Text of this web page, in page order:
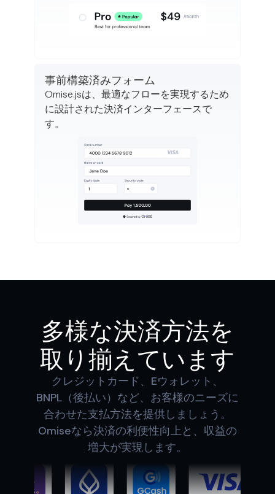
事前構築済みフォーム
Omise.jsは、最適なフローを実現するため
に設計された決済インターフェースで
す。
多様な決済方法を
取り揃えています
クレジットカード、Eウォレット、
BNPL（後払い）など、お客様のニーズに
合わせた支払方法を提供しましょう。
Omiseなら決済の利便性向上と、収益の
増大が実現します。